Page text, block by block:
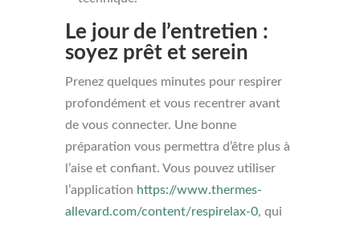
Le jour de l’entretien :
soyez prêt et serein
Prenez quelques minutes pour respirer
profondément et vous recentrer avant
de vous connecter. Une bonne
préparation vous permettra d’être plus à
l’aise et confiant. Vous pouvez utiliser
l’application https://www.thermes-
allevard.com/content/respirelax-0, qui